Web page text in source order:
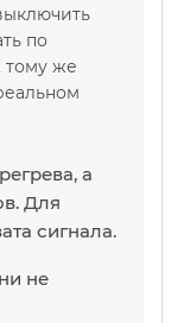
по
тому же
а
Для
сигнала.
не